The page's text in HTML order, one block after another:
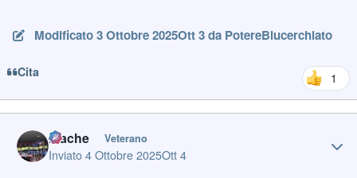
Modificato3 Ottobre 2025Ott 3da PotereBlucerchiato
Cita 1
mache Veterano
Inviato4 Ottobre 2025Ott 4